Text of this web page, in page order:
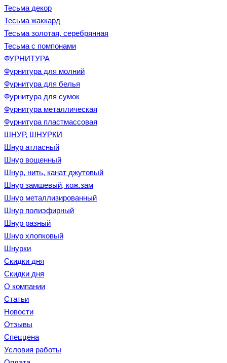
Тесьма декор
Тесьма жаккард
Тесьма золотая, серебрянная
Тесьма с помпонами
ФУРНИТУРА
Фурнитура для молний
Фурнитура для белья
Фурнитура для сумок
Фурнитура металлическая
Фурнитура пластмассовая
ШНУР, ШНУРКИ
Шнур атласный
Шнур вощенный
Шнур, нить, канат джутовый
Шнур замшевый, кож.зам
Шнур металлизированный
Шнур полиэфирный
Шнур разный
Шнур хлопковый
Шнурки
Скидки дня
Скидки дня
О компании
Статьи
Новости
Отзывы
Спеццена
Условия работы